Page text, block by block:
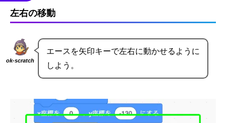
左右の移動
ok-scratch
エースを矢印キーで左右に動かせるように
しよう。